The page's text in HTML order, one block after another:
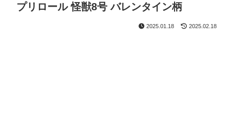
プリロール 怪獣8号 バレンタイン柄
2025.01.18 2025.02.18